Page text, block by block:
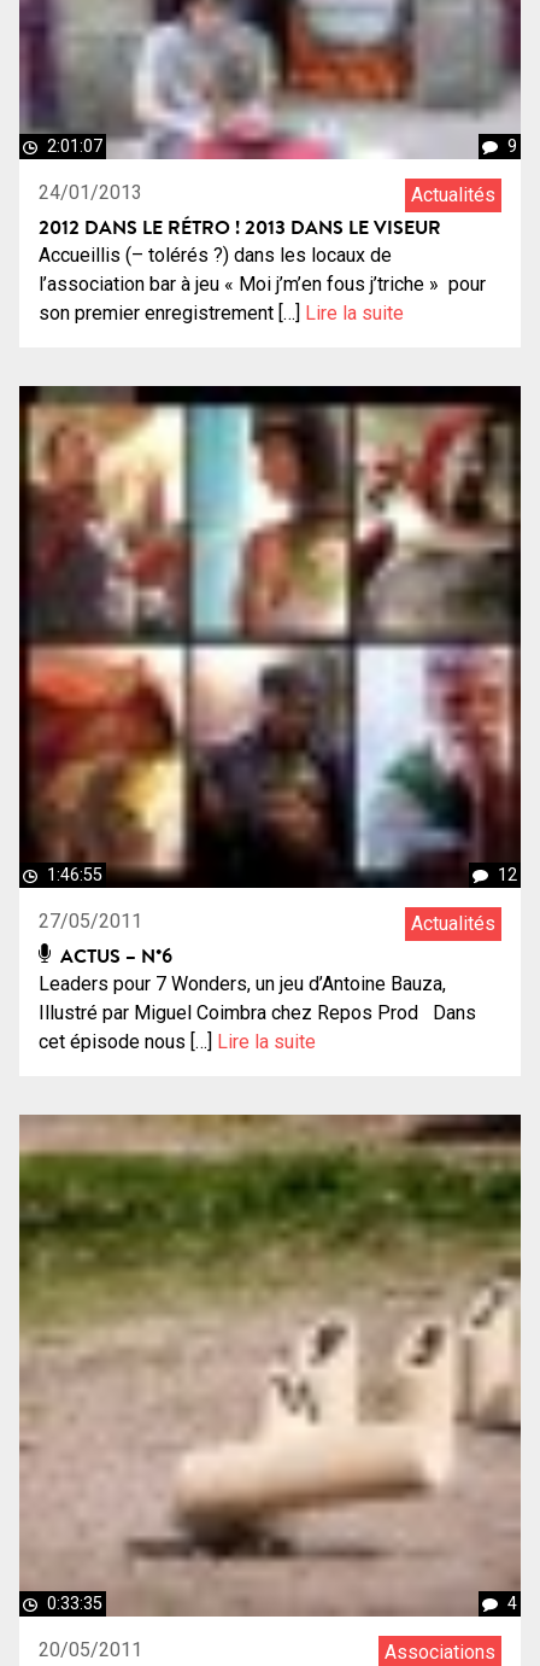
2:01:07 9
24/01/2013 Actualités
2012 DANS LE RÉTRO ! 2013 DANS LE VISEUR
Accueillis (– tolérés ?) dans les locaux de
l’association bar à jeu « Moi j’m’en fous j’triche » pour
son premier enregistrement […]
Lire la suite
1:46:55 12
27/05/2011 Actualités
ACTUS – N°6
Leaders pour 7 Wonders, un jeu d’Antoine Bauza,
Illustré par Miguel Coimbra chez Repos Prod Dans
cet épisode nous […]
Lire la suite
0:33:35 4
20/05/2011 Associations